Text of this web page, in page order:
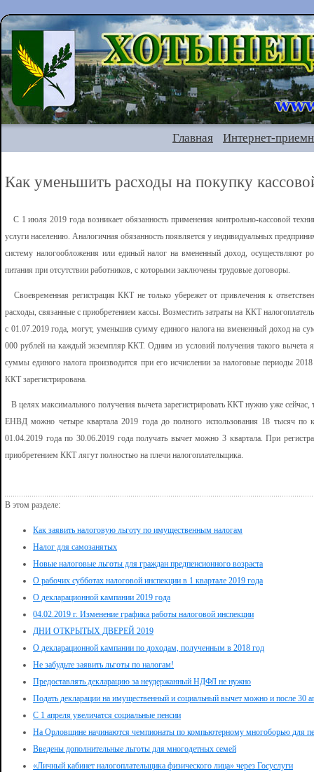
Главная Интернет-
Как уменьшить расходы на покупку
С 1 июля 2019 года возникает обязанность применения контрольно-кассовой
услуги населению. Аналогичная обязанность появляется у индивидуальных
систему налогообложения или единый налог на вмененный доход, осуществляют
питания при отсутствии работников, с которыми заключены трудовые договоры.
Своевременная регистрация ККТ не только убережет от привлечения к
расходы, связанные с приобретением кассы. Возместить затраты на ККТ
с 01.07.2019 года, могут, уменьшив сумму единого налога на вмененный доход на
000 рублей на каждый экземпляр ККТ. Одним из условий получения такого вычета
суммы единого налога производится при его исчислении за налоговые периоды
ККТ зарегистрирована.
В целях максимального получения вычета зарегистрировать ККТ нужно уже
ЕНВД можно четыре квартала 2019 года до полного использования 18 тысяч по
01.04.2019 года по 30.06.2019 года получать вычет можно 3 квартала. При
приобретением ККТ лягут полностью на плечи налогоплательщика.
В этом разделе:
Как заявить налоговую льготу по имущественным налогам
Налог для самозанятых
Новые налоговые льготы для граждан предпенсионного возраста
О рабочих субботах налоговой инспекции в 1 квартале 2019 года
О декларационной кампании 2019 года
04.02.2019 г. Изменение графика работы налоговой инспекции
ДНИ ОТКРЫТЫХ ДВЕРЕЙ 2019
О декларационной кампании по доходам, полученным в 2018 год
Не забудьте заявить льготы по налогам!
Предоставлять декларацию за неудержанный НДФЛ не нужно
Подать декларации на имущественный и социальный вычет можно и после 30
С 1 апреля увеличатся социальные пенсии
На Орловщине начинаются чемпионаты по компьютерному многоборью для
Введены дополнительные льготы для многодетных семей
«Личный кабинет налогоплательщика физического лица» через Госуслуги